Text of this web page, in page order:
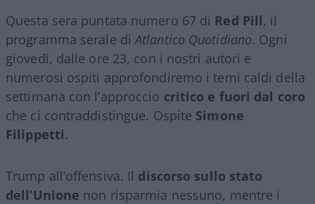
Questa sera puntata numero 67 di Red Pill, il
programma serale diAtlantico Quotidiano. Ogni
giovedì, dalle ore 23, con i nostri autori e
numerosi ospiti approfondiremo i temi caldi della
settimana con l’approccio critico e fuori dal coro
che ci contraddistingue. Ospite Simone
Filippetti.
Trump all’offensiva. Il discorso sullo stato
dell’Unione non risparmia nessuno, mentre i